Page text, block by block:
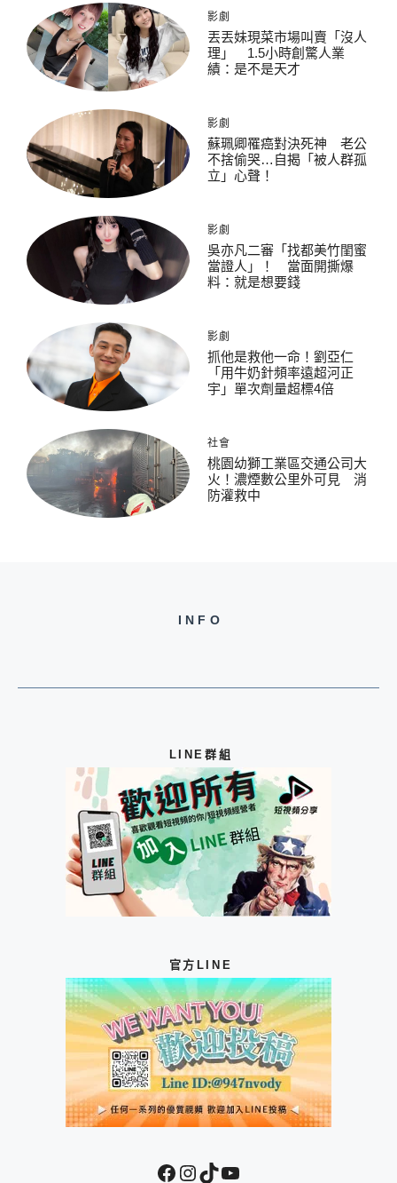
影劇
丟丟妹現菜市場叫賣「沒人
理」 1.5小時創驚人業
績：是不是天才
影劇
蘇珮卿罹癌對決死神 老公
不捨偷哭…自揭「被人群孤
立」心聲！
影劇
吳亦凡二審「找都美竹閨蜜
當證人」！ 當面開撕爆
料：就是想要錢
影劇
抓他是救他一命！劉亞仁
「用牛奶針頻率遠超河正
宇」單次劑量超標4倍
社會
桃園幼獅工業區交通公司大
火！濃煙數公里外可見 消
防灌救中
INFO
LINE群組
官方LINE
Facebook
Instagram
TikTokYouTube